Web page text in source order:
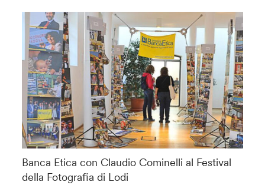
Banca Etica con Claudio Cominelli al Festival
della Fotografia di Lodi